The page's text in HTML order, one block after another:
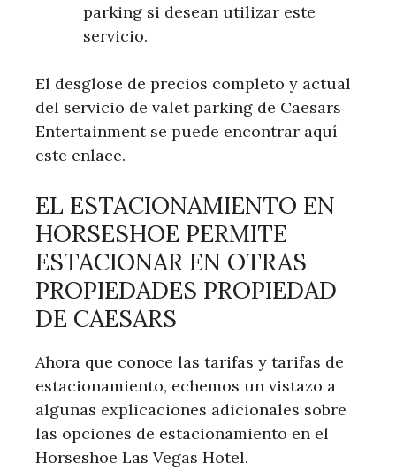
parking si desean utilizar este
servicio.
El desglose de precios completo y actual
del servicio de valet parking de Caesars
Entertainment se puede encontrar aquí
este enlace.
EL ESTACIONAMIENTO EN
HORSESHOE PERMITE
ESTACIONAR EN OTRAS
PROPIEDADES PROPIEDAD
DE CAESARS
Ahora que conoce las tarifas y tarifas de
estacionamiento, echemos un vistazo a
algunas explicaciones adicionales sobre
las opciones de estacionamiento en el
Horseshoe Las Vegas Hotel.